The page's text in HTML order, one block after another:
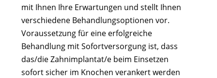
mit Ihnen Ihre Erwartungen und stellt Ihnen
verschiedene Behandlungsoptionen vor.
Voraussetzung für eine erfolgreiche
Behandlung mit Sofortversorgung ist, dass
das/die Zahnimplantat/e beim Einsetzen
sofort sicher im Knochen verankert werden